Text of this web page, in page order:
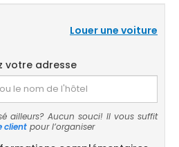
Louer une voiture
votre adresse
ailleurs? Aucun souci! Il vous suffit
client pour l’organiser